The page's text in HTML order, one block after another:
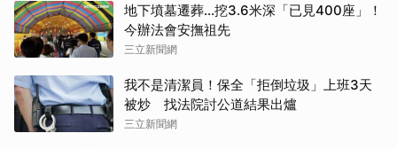
地下墳墓遷葬…挖3.6米深「已見400座」！
今辦法會安撫祖先
三立新聞網
我不是清潔員！保全「拒倒垃圾」上班3天
被炒 找法院討公道結果出爐
三立新聞網